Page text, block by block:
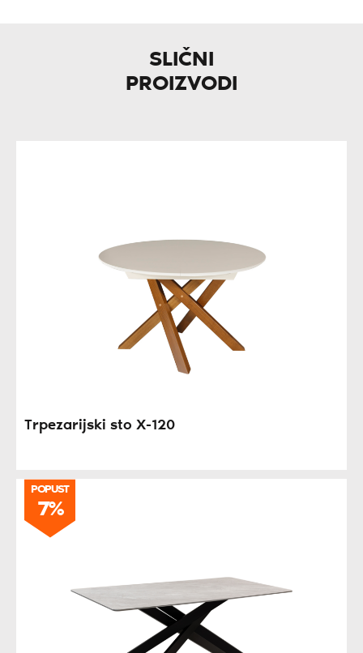
SLIČNI
PROIZVODI
Trpezarijski sto X-120
POPUST
7%